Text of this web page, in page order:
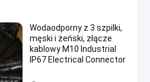
Wodaodporny z 3 szpilki,
męski i żeński, złącze
kablowy M10 Industrial
IP67 Electrical Connector